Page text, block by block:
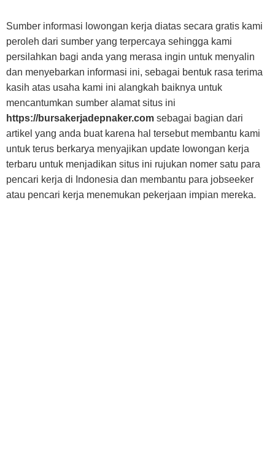
Sumber informasi lowongan kerja diatas secara gratis kami
peroleh dari sumber yang terpercaya sehingga kami
persilahkan bagi anda yang merasa ingin untuk menyalin
dan menyebarkan informasi ini, sebagai bentuk rasa terima
kasih atas usaha kami ini alangkah baiknya untuk
mencantumkan sumber alamat situs ini
https://bursakerjadepnaker.com sebagai bagian dari
artikel yang anda buat karena hal tersebut membantu kami
untuk terus berkarya menyajikan update lowongan kerja
terbaru untuk menjadikan situs ini rujukan nomer satu para
pencari kerja di Indonesia dan membantu para jobseeker
atau pencari kerja menemukan pekerjaan impian mereka.